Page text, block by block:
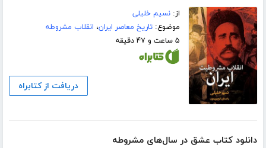
از:نسیم خلیلی
موضوع:تاریخ معاصر ایران، انقلاب مشروطه
۵ ساعت و ۴۷ دقیقه
دریافت از کتابراه
دانلود کتاب عشق در سال‌های مشروطه